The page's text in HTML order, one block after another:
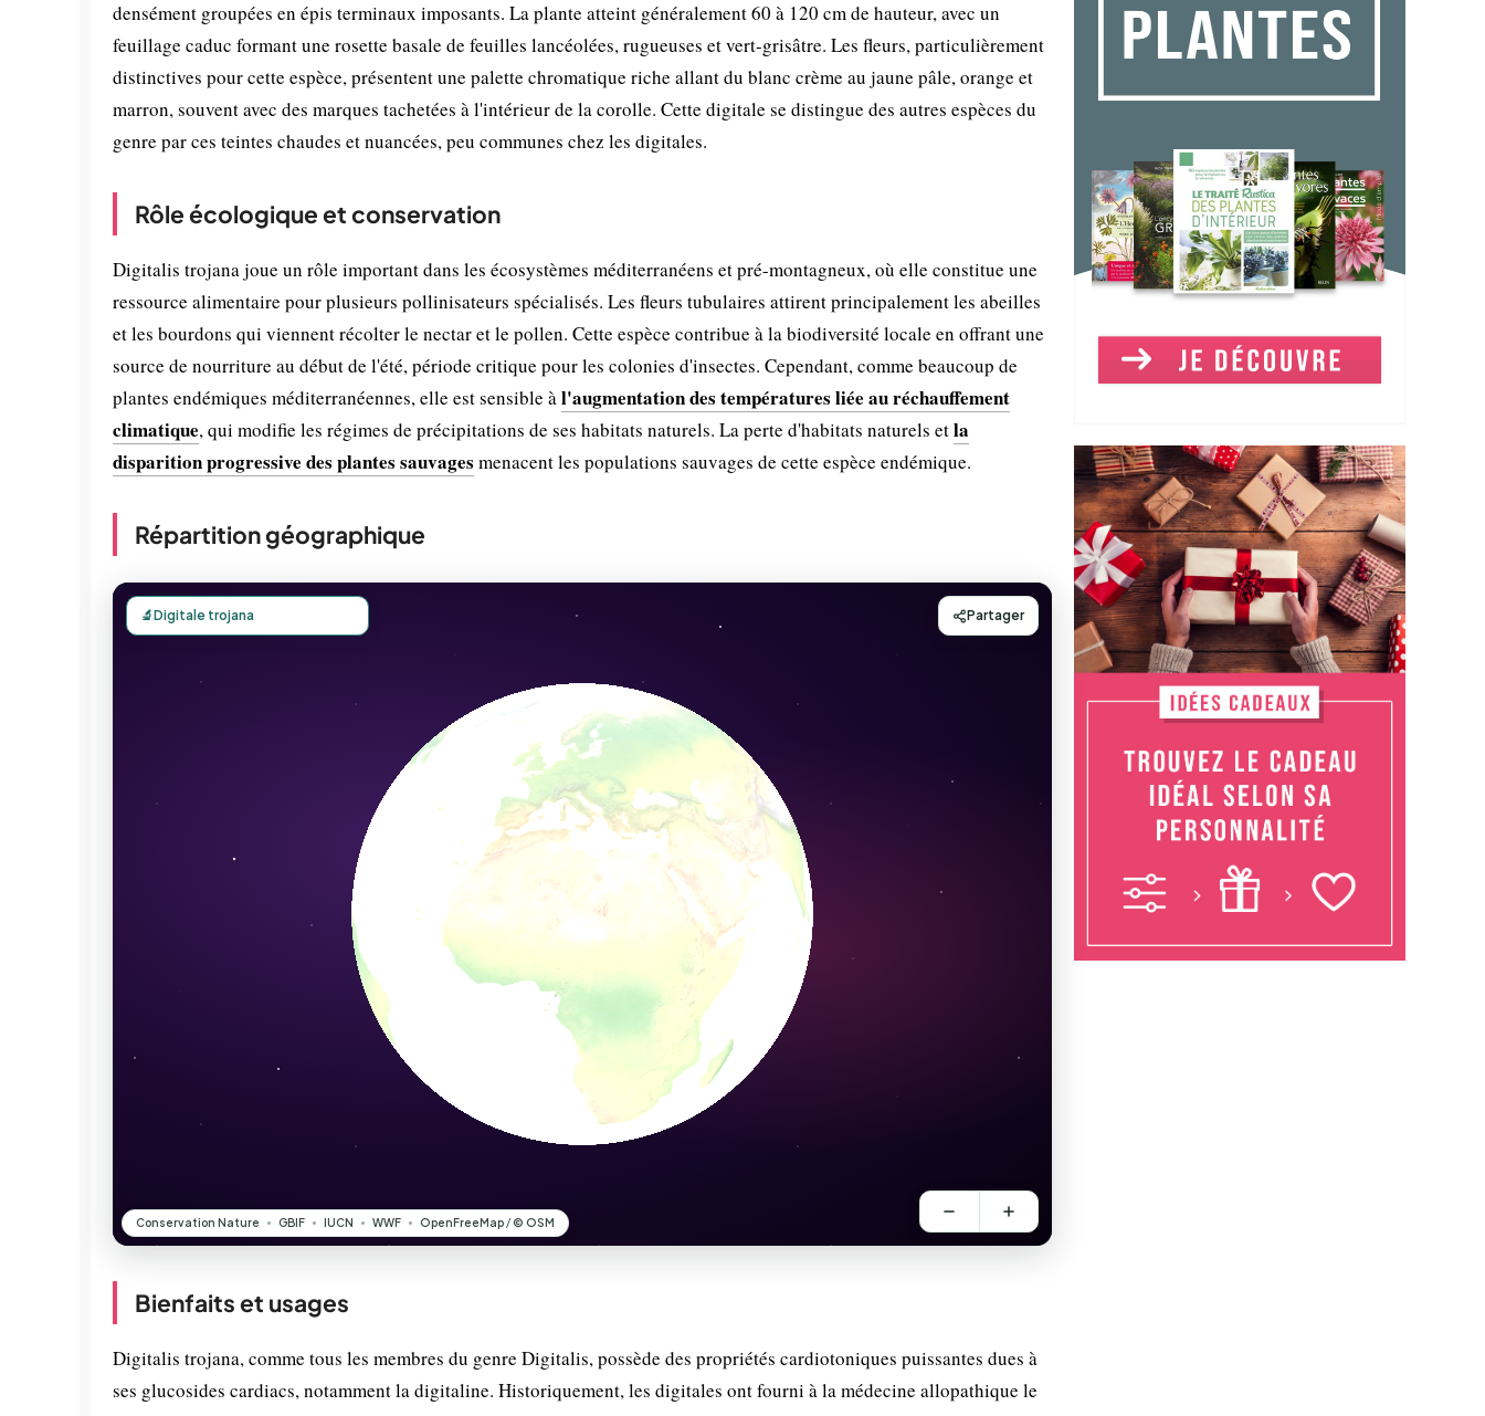
densément groupées en épis terminaux imposants. La plante atteint généralement 60 à 120 cm de hauteur, avec un
feuillage caduc formant une rosette basale de feuilles lancéolées, rugueuses et vert-grisâtre. Les fleurs, particulièrement
distinctives pour cette espèce, présentent une palette chromatique riche allant du blanc crème au jaune pâle, orange et
marron, souvent avec des marques tachetées à l'intérieur de la corolle. Cette digitale se distingue des autres espèces du
genre par ces teintes chaudes et nuancées, peu communes chez les digitales.
Rôle écologique et conservation
Digitalis trojana joue un rôle important dans les écosystèmes méditerranéens et pré-montagneux, où elle constitue une
ressource alimentaire pour plusieurs pollinisateurs spécialisés. Les fleurs tubulaires attirent principalement les abeilles
et les bourdons qui viennent récolter le nectar et le pollen. Cette espèce contribue à la biodiversité locale en offrant une
source de nourriture au début de l'été, période critique pour les colonies d'insectes. Cependant, comme beaucoup de
plantes endémiques méditerranéennes, elle est sensible àl'augmentation des températures liée au réchauffement
climatique, qui modifie les régimes de précipitations de ses habitats naturels. La perte d'habitats naturels etla
disparition progressive des plantes sauvages menacent les populations sauvages de cette espèce endémique.
Répartition géographique
Bienfaits et usages
Digitalis trojana, comme tous les membres du genre Digitalis, possède des propriétés cardiotoniques puissantes dues à
ses glucosides cardiacs, notamment la digitaline. Historiquement, les digitales ont fourni à la médecine allopathique le